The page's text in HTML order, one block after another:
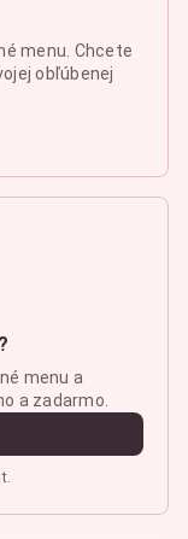
menu. Chcete
obľúbenej
menu a
a zadarmo.